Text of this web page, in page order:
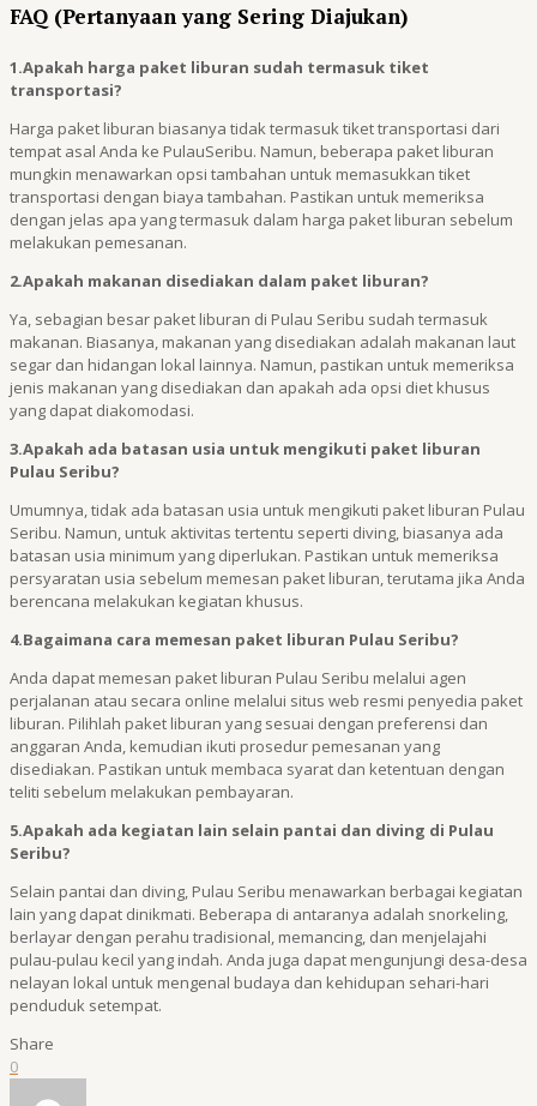
FAQ (Pertanyaan yang Sering Diajukan)
1.Apakah harga paket liburan sudah termasuk tiket
transportasi?
Harga paket liburan biasanya tidak termasuk tiket transportasi dari
tempat asal Anda ke PulauSeribu. Namun, beberapa paket liburan
mungkin menawarkan opsi tambahan untuk memasukkan tiket
transportasi dengan biaya tambahan. Pastikan untuk memeriksa
dengan jelas apa yang termasuk dalam harga paket liburan sebelum
melakukan pemesanan.
2.Apakah makanan disediakan dalam paket liburan?
Ya, sebagian besar paket liburan di Pulau Seribu sudah termasuk
makanan. Biasanya, makanan yang disediakan adalah makanan laut
segar dan hidangan lokal lainnya. Namun, pastikan untuk memeriksa
jenis makanan yang disediakan dan apakah ada opsi diet khusus
yang dapat diakomodasi.
3.Apakah ada batasan usia untuk mengikuti paket liburan
Pulau Seribu?
Umumnya, tidak ada batasan usia untuk mengikuti paket liburan Pulau
Seribu. Namun, untuk aktivitas tertentu seperti diving, biasanya ada
batasan usia minimum yang diperlukan. Pastikan untuk memeriksa
persyaratan usia sebelum memesan paket liburan, terutama jika Anda
berencana melakukan kegiatan khusus.
4.Bagaimana cara memesan paket liburan Pulau Seribu?
Anda dapat memesan paket liburan Pulau Seribu melalui agen
perjalanan atau secara online melalui situs web resmi penyedia paket
liburan. Pilihlah paket liburan yang sesuai dengan preferensi dan
anggaran Anda, kemudian ikuti prosedur pemesanan yang
disediakan. Pastikan untuk membaca syarat dan ketentuan dengan
teliti sebelum melakukan pembayaran.
5.Apakah ada kegiatan lain selain pantai dan diving di Pulau
Seribu?
Selain pantai dan diving, Pulau Seribu menawarkan berbagai kegiatan
lain yang dapat dinikmati. Beberapa di antaranya adalah snorkeling,
berlayar dengan perahu tradisional, memancing, dan menjelajahi
pulau-pulau kecil yang indah. Anda juga dapat mengunjungi desa-desa
nelayan lokal untuk mengenal budaya dan kehidupan sehari-hari
penduduk setempat.
Share
0